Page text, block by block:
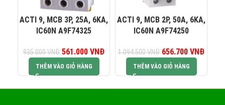
ACTI 9, MCB 3P, 25A, 6KA,
IC60N A9F74325
935.000VNĐ
Giá gốc là:
935.000 VNĐ.
561.000 VNĐ Giá hiện tại là:
561.000 VNĐ.
THÊM VÀO GIỎ HÀNG
ACTI 9, MCB 2P, 50A, 6KA,
IC60N A9F74250
1.094.500VNĐ
Giá gốc là:
1.094.500 VNĐ.
656.700 VNĐ
THÊM VÀO GIỎ HÀNG